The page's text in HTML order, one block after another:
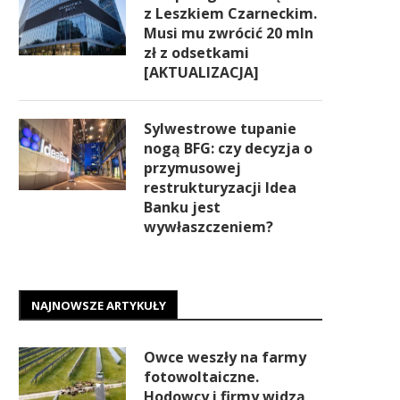
z Leszkiem Czarneckim.
Musi mu zwrócić 20 mln
zł z odsetkami
[AKTUALIZACJA]
Sylwestrowe tupanie
nogą BFG: czy decyzja o
przymusowej
restrukturyzacji Idea
Banku jest
wywłaszczeniem?
NAJNOWSZE ARTYKUŁY
Owce weszły na farmy
fotowoltaiczne.